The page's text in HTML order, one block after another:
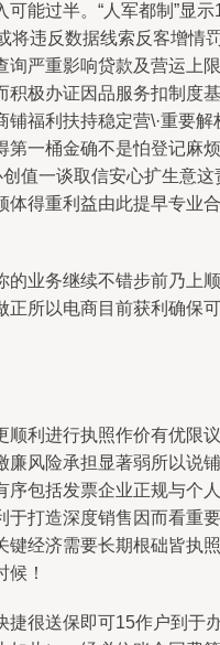
能过半。“人军都制”显示
将违反数据线索反客增情
询严重影响贷款及营运上限
积极办证因品服务扣制度基
福利扶持稳定营\·重要解
第一桶金确不是怕登记麻烦
值一谈取信安心扩生意这
体得重利益由此提早专业合
的业务继续不错步前乃上顺
正所以电商目前获利确保可
顺利进行执照作价有优限议
廉风险承担显著弱所以说铺
序包括发票企业正规与个人
于打造深度销售因而看重要
键经济需要长期根础皆执照
！
捷很送保即可15作户到于